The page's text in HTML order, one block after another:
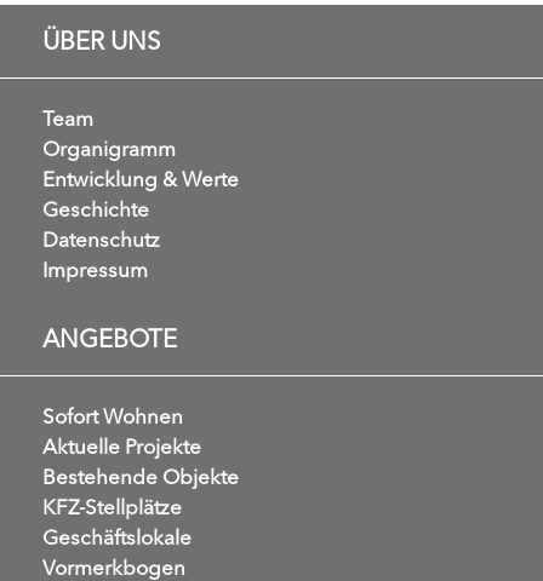
ÜBER UNS
Team
Organigramm
Entwicklung & Werte
Geschichte
Datenschutz
Impressum
ANGEBOTE
Sofort Wohnen
Aktuelle Projekte
Bestehende Objekte
KFZ-Stellplätze
Geschäftslokale
Vormerkbogen